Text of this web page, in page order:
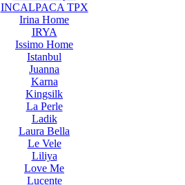
INCALPACA TPX
Irina Home
IRYA
Issimo Home
Istanbul
Juanna
Karna
Kingsilk
La Perle
Ladik
Laura Bella
Le Vele
Liliya
Love Me
Lucente